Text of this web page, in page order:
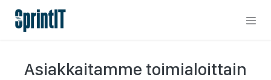
Asiakkaitamme toimialoittain